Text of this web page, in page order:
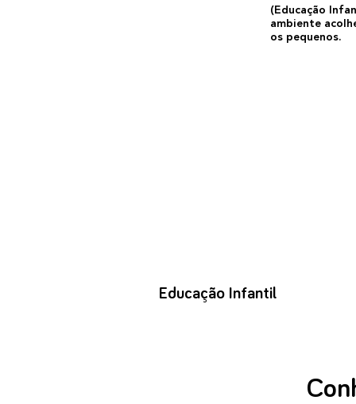
(Educação
ambiente
os pequenos.
Educação Infantil